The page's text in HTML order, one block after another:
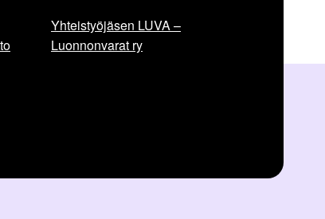
Yhteistyöjäsen LUVA –
Luonnonvarat ry